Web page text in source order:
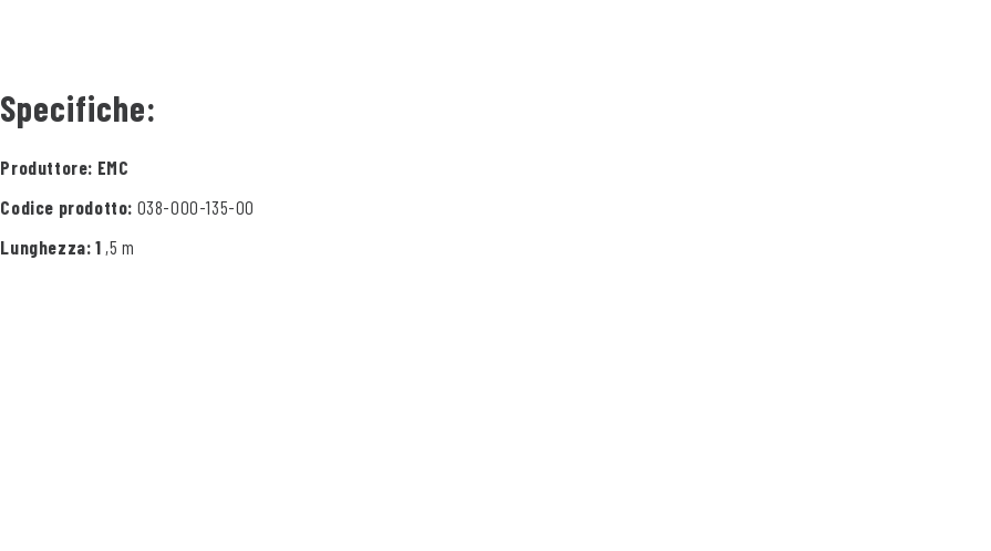
Specifiche:
Produttore: EMC
Codice prodotto: 038-000-135-00
Lunghezza: 1 ,5 m